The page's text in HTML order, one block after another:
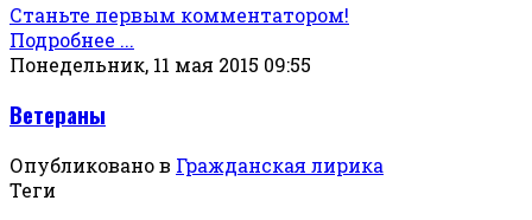
Станьте первым комментатором!
Подробнее ...
Понедельник, 11 мая 2015 09:55
Ветераны
Опубликовано в Гражданская лирика
Теги